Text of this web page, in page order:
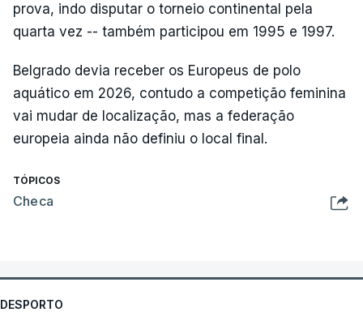
prova, indo disputar o torneio continental pela
quarta vez -- também participou em 1995 e 1997.
Belgrado devia receber os Europeus de polo
aquático em 2026, contudo a competição feminina
vai mudar de localização, mas a federação
europeia ainda não definiu o local final.
TÓPICOS
Checa
DESPORTO